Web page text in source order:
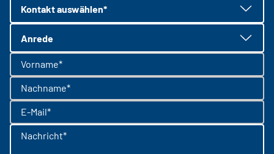
Kontakt auswählen*
Anrede
Vorname*
Nachname*
E-Mail*
Nachricht*